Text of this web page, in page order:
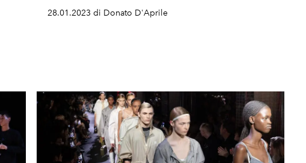
28.01.2023 di Donato D'Aprile